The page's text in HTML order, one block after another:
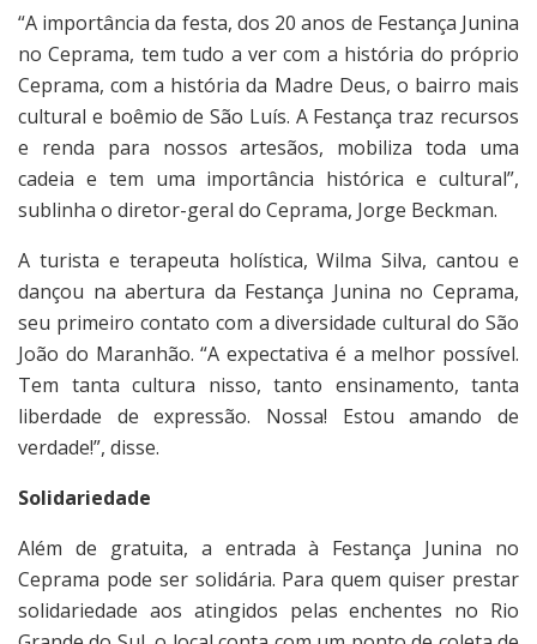
“A importância da festa, dos 20 anos de Festança Junina
no Ceprama, tem tudo a ver com a história do próprio
Ceprama, com a história da Madre Deus, o bairro mais
cultural e boêmio de São Luís. A Festança traz recursos
e renda para nossos artesãos, mobiliza toda uma
cadeia e tem uma importância histórica e cultural”,
sublinha o diretor-geral do Ceprama, Jorge Beckman.
A turista e terapeuta holística, Wilma Silva, cantou e
dançou na abertura da Festança Junina no Ceprama,
seu primeiro contato com a diversidade cultural do São
João do Maranhão. “A expectativa é a melhor possível.
Tem tanta cultura nisso, tanto ensinamento, tanta
liberdade de expressão. Nossa! Estou amando de
verdade!”, disse.
Solidariedade
Além de gratuita, a entrada à Festança Junina no
Ceprama pode ser solidária. Para quem quiser prestar
solidariedade aos atingidos pelas enchentes no Rio